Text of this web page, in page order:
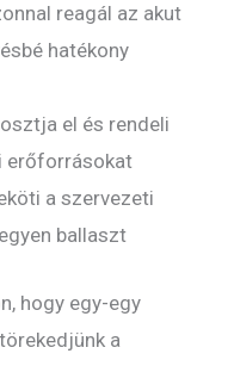
reagál az akut
hatékony
el és rendeli
erőforrásokat
a szervezeti
ballaszt
hogy egy-egy
a